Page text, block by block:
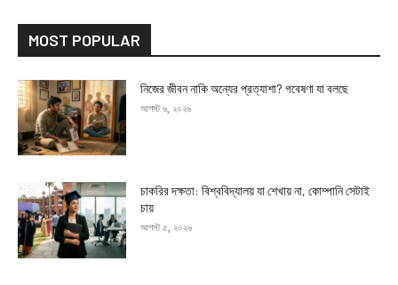
MOST POPULAR
নিজের জীবন নাকি অন্যের প্রত্যাশা? গবেষণা যা বলছে
আগস্ট ৬, ২০২৬
চাকরির দক্ষতা: বিশ্ববিদ্যালয় যা শেখায় না, কোম্পানি সেটাই
চায়
আগস্ট ৫, ২০২৬